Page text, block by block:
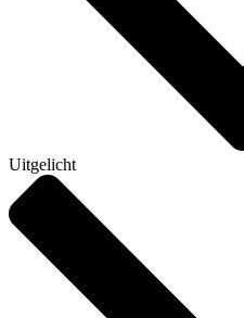
Uitgelicht